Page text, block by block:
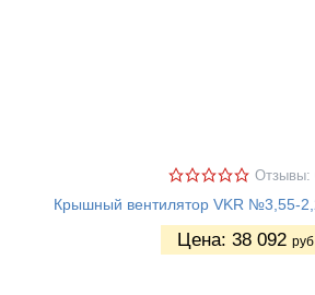
Отзывы:
Крышный вентилятор VKR №3,55-
Цена: 38 092 руб